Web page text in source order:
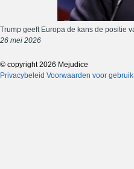
Trump geeft Europa de kans de positie
26 mei 2026
© copyright 2026 Mejudice
Privacybeleid Voorwaarden voor gebruik